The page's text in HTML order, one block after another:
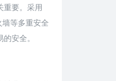
重要。采用
等多重安全
安全。